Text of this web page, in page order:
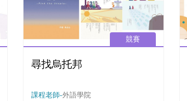
競賽
尋找烏托邦
課程老師-外語學院